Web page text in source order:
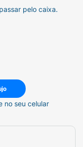
pelo caixa.
no seu celular